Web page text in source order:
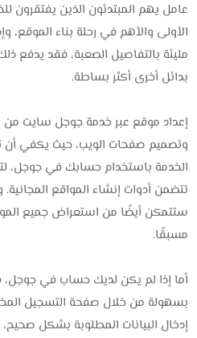
عامل يهم المبتدئون الذين يفتقرون
الأولى والأهم في رحلة بناء
مليئة بالتفاصيل الصعبة، فقد يدفع
بدائل أخرى أكثر بساطة.
إعداد موقع عبر خدمة جوجل سايت من
وتصميم صفحات الويب، حيث يكفي أن
الخدمة باستخدام حسابك في جوجل،
تتضمن أدوات إنشاء المواقع
ستتمكن أيضًا من استعراض جميع
مسبقًا.
أما إذا لم يكن لديك حساب في
بسهولة من خلال صفحة التسجيل
إدخال البيانات المطلوبة بشكل